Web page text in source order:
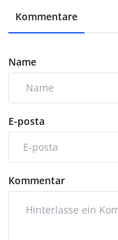
Kommentare
Name
E-posta
Kommentar